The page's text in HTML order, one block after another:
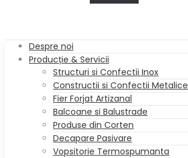
Despre noi
Producție & Servicii
Structuri si Confectii Inox
Constructii si Confectii Metalice
Fier Forjat Artizanal
Balcoane si Balustrade
Produse din Corten
Decapare Pasivare
Vopsitorie Termospumanta